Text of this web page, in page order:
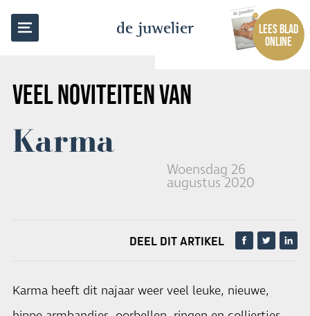
de juwelier
LEES BLAD
ONLINE
VEEL NOVITEITEN VAN
Karma
Woensdag 26
augustus 2020
TERUG NAAR OVERZICHT
DEEL DIT ARTIKEL
Karma heeft dit najaar weer veel leuke, nieuwe,